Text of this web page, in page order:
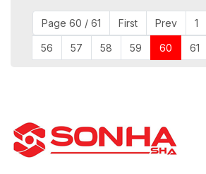
Page 60 / 61 First Prev 1
56 57 58 59 60 61